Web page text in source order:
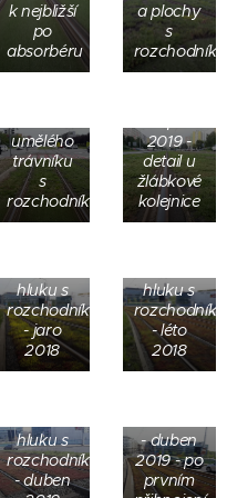
k nejbližší
po
absorbéru
a plochy
s
rozchodníky
absorbér
hluku s
rozchodníky
umělého
trávníku
s
rozchodníky
Košice -
Kolejový
absorbér
2019 -
detail u
žlábkové
kolejnice
hluku s
rozchodníky
- jaro
2018
hluku s
rozchodníky
- léto
2018
hluku s
rozchodníky
- duben
Ostrava-
Kolejový
- duben
2019 - po
prvním